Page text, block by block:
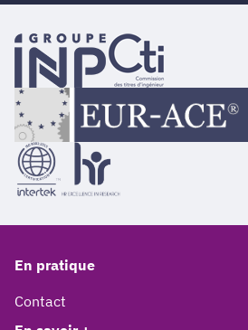
En pratique
Contact